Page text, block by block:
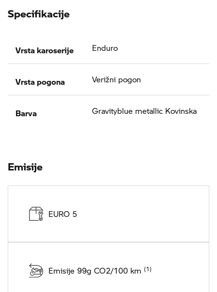
Specifikacije
Vrsta karoserije Enduro
Vrsta pogona Verižni pogon
Barva Gravityblue metallic Kovinska
Emisije
EURO 5
Emisije 99g CO2/100 km